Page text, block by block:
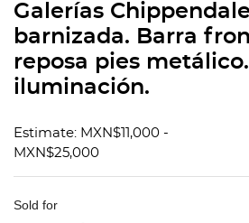
Galerías
barnizada. Barra
reposa pies
iluminación.
Estimate: MXN$11,000 -
MXN$25,000
Sold for